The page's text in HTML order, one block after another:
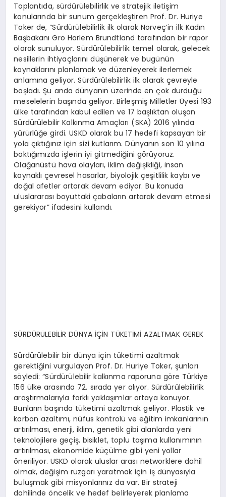
Toplantıda, sürdürülebilirlik ve stratejik iletişim
konularında bir sunum gerçekleştiren Prof. Dr. Huriye
Toker de, “Sürdürülebilirlik ilk olarak Norveç’in ilk Kadın
Başbakanı Gro Harlem Brundtland tarafından bir rapor
olarak sunuluyor. Sürdürülebilirlik temel olarak, gelecek
nesillerin ihtiyaçlarını düşünerek ve bugünün
kaynaklarını planlamak ve düzenleyerek ilerlemek
anlamına geliyor. Sürdürülebilirlik ilk olarak çevreyle
başladı. Şu anda dünyanın üzerinde en çok durduğu
meselelerin başında geliyor. Birleşmiş Milletler Üyesi 193
ülke tarafından kabul edilen ve 17 başlıktan oluşan
Sürdürülebilir Kalkınma Amaçları (SKA) 2016 yılında
yürürlüğe girdi. USKD olarak bu 17 hedefi kapsayan bir
yola çıktığınız için sizi kutlarım. Dünyanın son 10 yılına
baktığımızda işlerin iyi gitmediğini görüyoruz.
Olağanüstü hava olayları, iklim değişikliği, insan
kaynaklı çevresel hasarlar, biyolojik çeşitlilik kaybı ve
doğal afetler artarak devam ediyor. Bu konuda
uluslararası boyuttaki çabaların artarak devam etmesi
gerekiyor” ifadesini kullandı.
SÜRDÜRÜLEBİLİR DÜNYA İÇİN TÜKETİMİ AZALTMAK GEREK
Sürdürülebilir bir dünya için tüketimi azaltmak
gerektiğini vurgulayan Prof. Dr. Huriye Toker, şunları
söyledi: “Sürdürülebilir kalkınma raporuna göre Türkiye
156 ülke arasında 72. sırada yer alıyor. Sürdürülebilirlik
araştırmalarıyla farklı yaklaşımlar ortaya konuyor.
Bunların başında tüketimi azaltmak geliyor. Plastik ve
karbon azaltımı, nüfus kontrolü ve eğitim imkanlarının
artırılması, enerji, iklim, genetik gibi alanlarda yeni
teknolojilere geçiş, bisiklet, toplu taşıma kullanımının
artırılması, ekonomide küçülme gibi yeni yollar
öneriliyor. USKD olarak uluslar arası networklere dahil
olmak, değişim rüzgarı yaratmak için iş dünyasıyla
buluşmak gibi misyonlarınız da var. Bir strateji
dahilinde öncelik ve hedef belirleyerek planlama